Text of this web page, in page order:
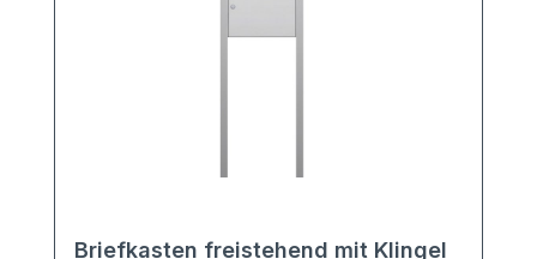
Briefkasten freistehend mit Klingel